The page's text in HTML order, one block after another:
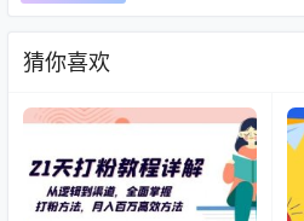
猜你喜欢